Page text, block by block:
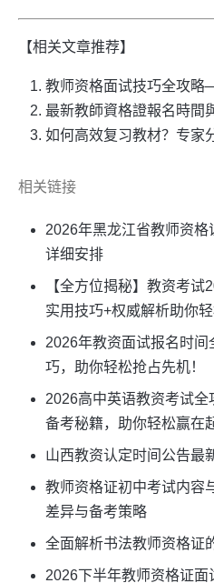
【相关文章推荐】
教师资格面试技巧全攻略
最新教師資格證報名時間
如何高效复习教材？专家
相关链接
2026年黑龙江省教师资
详细安排
【全方位揭秘】教资考试
实用技巧+权威解析助你
2026年教资面试报名时
巧，助你轻松抢占先机！
2026高中英语教资考试
备考秘籍，助你轻松赢在
山西教资认定时间公告最
教师资格证初中考试内容
差异与备考策略
全面解析书法教师资格证
2026下半年教师资格证